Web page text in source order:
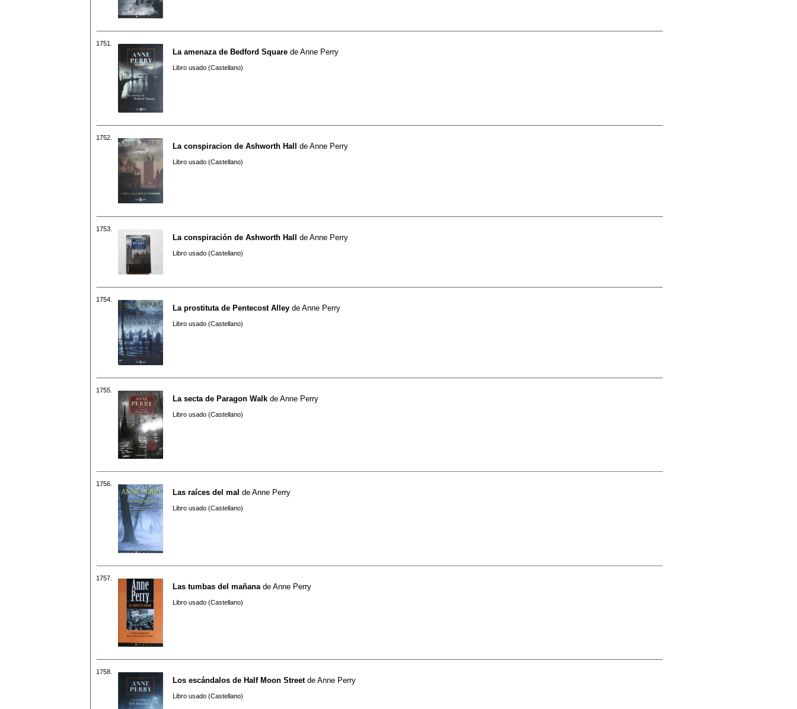
1751.
La amenaza de Bedford Square de Anne Perry
Libro usado (Castellano)
1752.
La conspiracion de Ashworth Hall de Anne Perry
Libro usado (Castellano)
1753.
La conspiración de Ashworth Hall de Anne Perry
Libro usado (Castellano)
1754.
La prostituta de Pentecost Alley de Anne Perry
Libro usado (Castellano)
1755.
La secta de Paragon Walk de Anne Perry
Libro usado (Castellano)
1756.
Las raíces del mal de Anne Perry
Libro usado (Castellano)
1757.
Las tumbas del mañana de Anne Perry
Libro usado (Castellano)
1758.
Los escándalos de Half Moon Streetde Anne Perry
Libro usado (Castellano)